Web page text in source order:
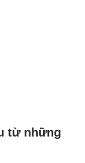
từ những